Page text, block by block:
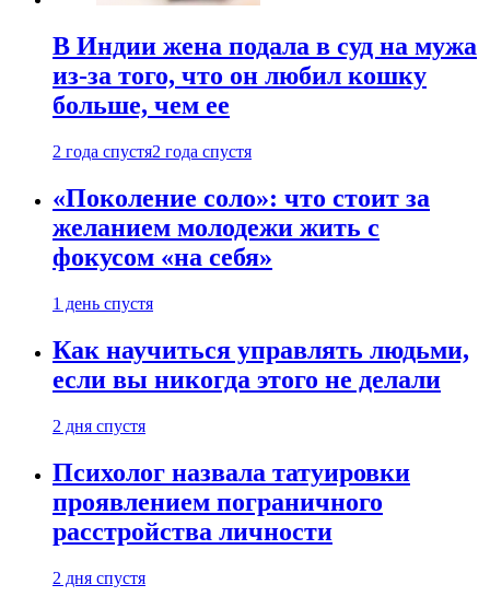
В Индии жена подала в суд на мужа
из-за того, что он любил кошку
больше, чем ее
2 года спустя2 года спустя
«Поколение соло»: что стоит за
желанием молодежи жить с
фокусом «на себя»
1 день спустя
Как научиться управлять людьми,
если вы никогда этого не делали
2 дня спустя
Психолог назвала татуировки
проявлением пограничного
расстройства личности
2 дня спустя